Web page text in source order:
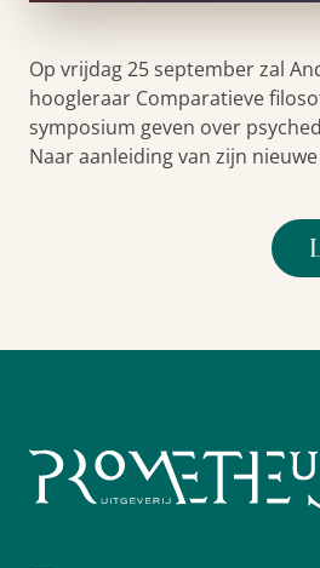
Op vrijdag 25 september zal
hoogleraar Comparatieve
symposium geven over
Naar aanleiding van zijn